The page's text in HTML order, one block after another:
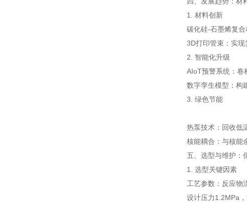
1. 材料创新
碳化硅-石墨烯复
3D打印管束：实现
2. 智能化升级
AIoT预警系统：卷
数字孪生模型：构
3. 绿色节能
热泵技术：回收低
核能耦合：与核能
五、选型与维护：
1. 选型关键因素
工艺参数：反应物
设计压力1.2MPa，